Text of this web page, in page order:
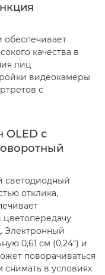
качества в
лиц
видеокамеры
с
OLED с
светодиодный
отклика,
цветопередачу
Электронный
0,61 см (0,24") и
поворачиваться
снимать в условиях